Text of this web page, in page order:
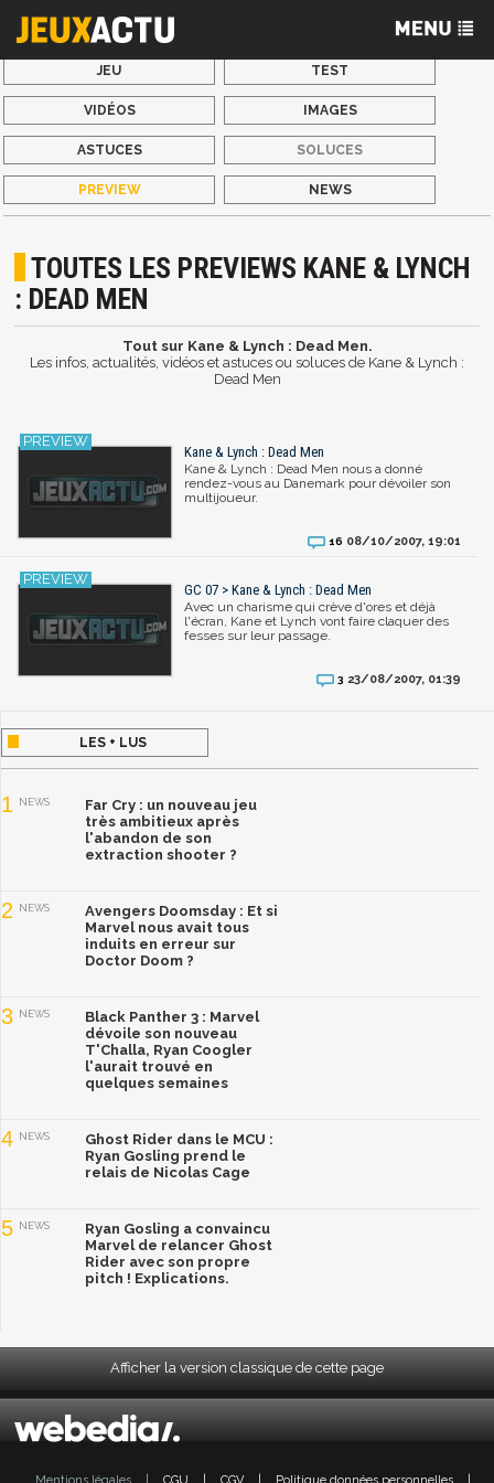
JEU TEST
VIDÉOS IMAGES
ASTUCES SOLUCES
PREVIEW NEWS
TOUTES LES PREVIEWS KANE & LYNCH
: DEAD MEN
Tout sur Kane & Lynch : Dead Men.
Les infos, actualités, vidéos et astuces ou soluces de Kane & Lynch :
Dead Men
Kane & Lynch : Dead Men
Kane & Lynch : Dead Men nous a donné
rendez-vous au Danemark pour dévoiler son
multijoueur.
16 08/10/2007, 19:01
GC 07 > Kane & Lynch : Dead Men
Avec un charisme qui crève d'ores et déjà
l'écran, Kane et Lynch vont faire claquer des
fesses sur leur passage.
3 23/08/2007, 01:39
LES + LUS
1 NEWS
Far Cry : un nouveau jeu
très ambitieux après
l'abandon de son
extraction shooter ?
2 NEWS
Avengers Doomsday : Et si
Marvel nous avait tous
induits en erreur sur
Doctor Doom ?
3 NEWS
Black Panther 3 : Marvel
dévoile son nouveau
T'Challa, Ryan Coogler
l'aurait trouvé en
quelques semaines
4 NEWS
Ghost Rider dans le MCU :
Ryan Gosling prend le
relais de Nicolas Cage
5 NEWS
Ryan Gosling a convaincu
Marvel de relancer Ghost
Rider avec son propre
pitch ! Explications.
Afficher la version classique de cette page